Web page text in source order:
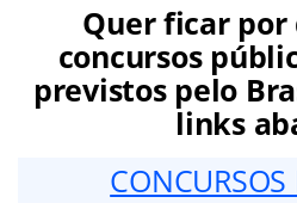
Quer ficar por
concursos
previstos pelo
links
CONCURSOS